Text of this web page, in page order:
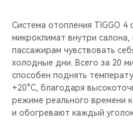
Система отопления TIGGO
микроклимат внутри
пассажирам чувствовать
холодные дни. Всего за 20
способен поднять
+20°C, благодаря
режиме реального времени
и обогревают каждый